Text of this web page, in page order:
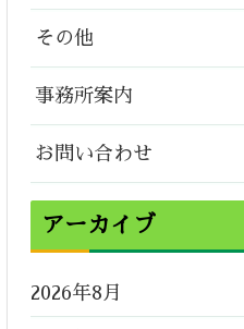
その他
事務所案内
お問い合わせ
アーカイブ
2026年8月